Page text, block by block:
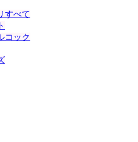
すべて
コック